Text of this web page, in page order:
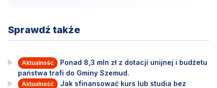
Sprawdź także
Aktualność
Ponad 8,3 mln zł z dotacji unijnej i budżetu
państwa trafi do Gminy Szemud.
Aktualność
Jak sfinansować kurs lub studia bez